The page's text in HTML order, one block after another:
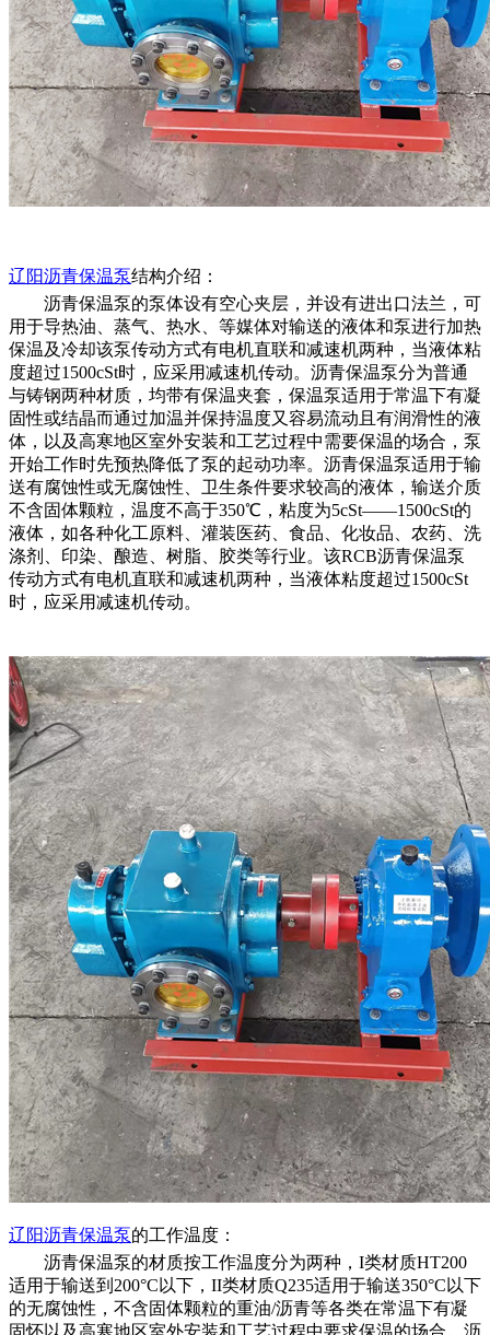
辽阳沥青保温泵结构介绍：
沥青保温泵的泵体设有空心夹层，并设有进出口法兰，可
用于导热油、蒸气、热水、等媒体对输送的液体和泵进行加热
保温及冷却该泵传动方式有电机直联和减速机两种，当液体粘
度超过1500cSt时，应采用减速机传动。沥青保温泵分为普通
与铸钢两种材质，均带有保温夹套，保温泵适用于常温下有凝
固性或结晶而通过加温并保持温度又容易流动且有润滑性的液
体，以及高寒地区室外安装和工艺过程中需要保温的场合，泵
开始工作时先预热降低了泵的起动功率。沥青保温泵适用于输
送有腐蚀性或无腐蚀性、卫生条件要求较高的液体，输送介质
不含固体颗粒，温度不高于350℃，粘度为5cSt——1500cSt的
液体，如各种化工原料、灌装医药、食品、化妆品、农药、洗
涤剂、印染、酿造、树脂、胶类等行业。该RCB沥青保温泵
传动方式有电机直联和减速机两种，当液体粘度超过1500cSt
时，应采用减速机传动。
辽阳沥青保温泵的工作温度：
沥青保温泵的材质按工作温度分为两种， I类材质HT200
适用于输送到200°C以下，II类材质Q235适用于输送350°C以下
的无腐蚀性，不含固体颗粒的重油/沥青等各类在常温下有凝
固怀以及高寒地区室外安装和工艺过程中要求保温的场合。沥